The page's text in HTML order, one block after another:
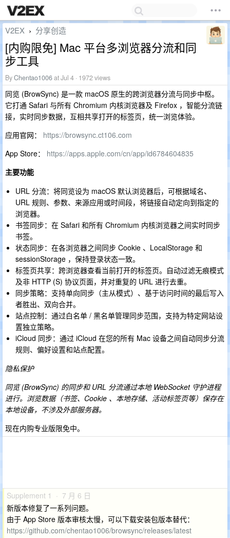
V2EX › 分享创造
[内购限免] Mac 平台多浏览器分流和同
步工具
ByChentao1006at Jul 4 · 1972 views
同览 (BrowSync) 是一款 macOS 原生的跨浏览器分流与同步中枢。
它打通 Safari 与所有 Chromium 内核浏览器及 Firefox ，智能分流链
接，实时同步数据，互相共享打开的标签页，统一浏览体验。
应用官网： https://browsync.ct106.com
App Store： https://apps.apple.com/cn/app/id6784604835
主要功能
URL 分流：将同览设为 macOS 默认浏览器后，可根据域名、
URL 规则、参数、来源应用或时间段，将链接自动定向到指定的
浏览器。
书签同步：在 Safari 和所有 Chromium 内核浏览器之间实时同步
书签。
状态同步：在各浏览器之间同步 Cookie 、LocalStorage 和
sessionStorage ，保持登录状态一致。
标签页共享：跨浏览器查看当前打开的标签页。自动过滤无痕模式
及非 HTTP (S) 协议页面，并对重复的 URL 进行去重。
同步策略：支持单向同步（主从模式）、基于访问时间的最后写入
者胜出、双向合并。
站点控制：通过白名单 / 黑名单管理同步范围，支持为特定网站设
置独立策略。
iCloud 同步：通过 iCloud 在您的所有 Mac 设备之间自动同步分流
规则、偏好设置和站点配置。
隐私保护
同览 (BrowSync) 的同步和 URL 分流通过本地 WebSocket 守护进程
进行。浏览数据（书签、Cookie 、本地存储、活动标签页等）保存在
本地设备，不涉及外部服务器。
现在内购专业版限免中。
Supplement 1 · 7 月 6 日
新版本修复了一系列问题。
由于 App Store 版本审核太慢，可以下载安装包版本替代：
https://github.com/chentao1006/browsync/releases/latest